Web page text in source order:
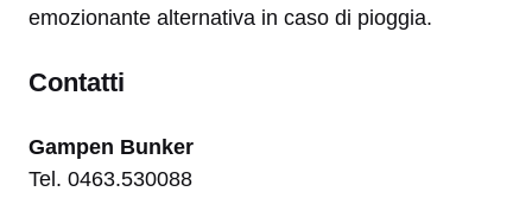
emozionante alternativa in caso di pioggia.
Contatti
Gampen Bunker
Tel. 0463.530088